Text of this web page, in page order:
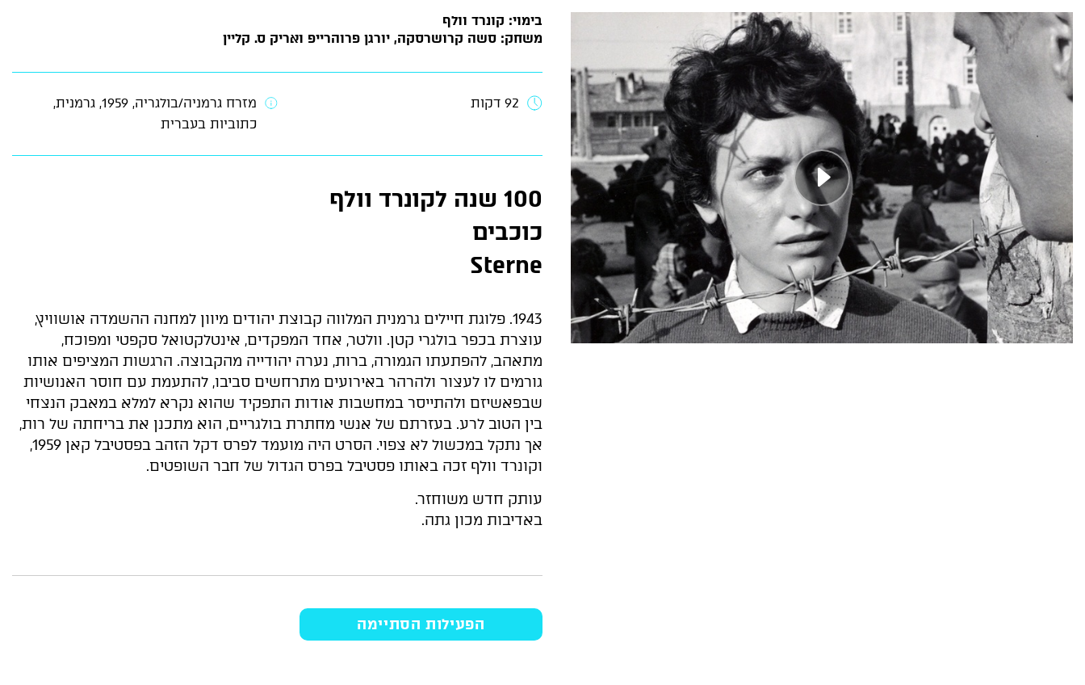
בימוי: קונרד וולף
משחק: סשה קרושרסקה, יורגן פרוהרייפ ואריק ס. קליין
92 דקות
מזרח גרמניה/בולגריה, 1959, גרמנית,
כתוביות בעברית
100 שנה לקונרד וולף
כוכבים
Sterne
1943. פלוגת חיילים גרמנית המלווה קבוצת יהודים מיוון למחנה ההשמדה אושוויץ,
עוצרת בכפר בולגרי קטן. וולטר, אחד המפקדים, אינטלקטואל סקפטי ומפוכח,
מתאהב, להפתעתו הגמורה, ברות, נערה יהודייה מהקבוצה. הרגשות המציפים אותו
גורמים לו לעצור ולהרהר באירועים מתרחשים סביבו, להתעמת עם חוסר האנושיות
שבפאשיזם ולהתייסר במחשבות אודות התפקיד שהוא נקרא למלא במאבק הנצחי
בין הטוב לרע. בעזרתם של אנשי מחתרת בולגריים, הוא מתכנן את בריחתה של רות,
אך נתקל במכשול לא צפוי. הסרט היה מועמד לפרס דקל הזהב בפסטיבל קאן 1959,
וקונרד וולף זכה באותו פסטיבל בפרס הגדול של חבר השופטים.
עותק חדש משוחזר.
באדיבות מכון גתה.
הפעילות הסתיימה